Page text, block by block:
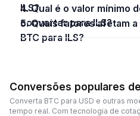
ILS?
4. Qual é o valor mínimo de BTC que posso
converter para ILS?
5. Quais fatores afetam a taxa de câmbio de
BTC para ILS?
Conversões populares
Converta BTC para USD e outras
tempo real. Com tecnologia de